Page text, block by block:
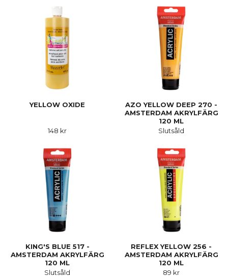
YELLOW OXIDE
148 kr
AZO YELLOW DEEP 270 -
AMSTERDAM AKRYLFÄRG
120 ML
Slutsåld
KING'S BLUE 517 -
AMSTERDAM AKRYLFÄRG
120 ML
Slutsåld
REFLEX YELLOW 256 -
AMSTERDAM AKRYLFÄRG
120 ML
89 kr